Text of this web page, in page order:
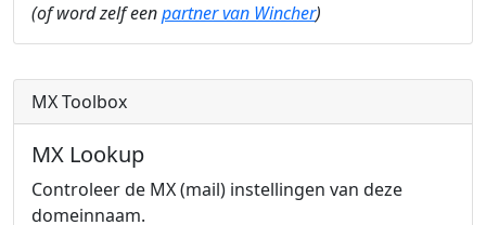
(of word zelf eenpartner van Wincher)
MX Toolbox
MX Lookup
Controleer de MX (mail) instellingen van deze
domeinnaam.